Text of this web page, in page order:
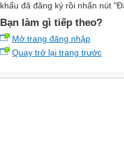
khẩu đã đăng ký rồi nhấn nút
Bạn làm gì tiếp theo?
Mở trang đăng nhập
Quay trở lại trang trước